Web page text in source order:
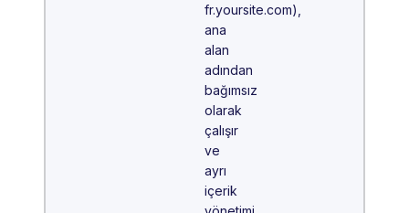
fr.yoursite.com),
ana
alan
adından
bağımsız
olarak
çalışır
ve
ayrı
içerik